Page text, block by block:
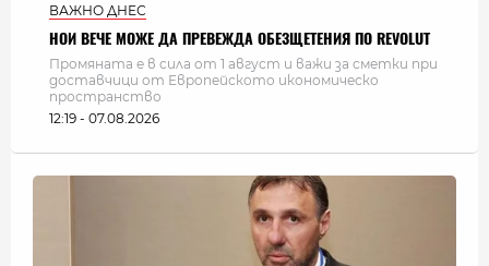
ВАЖНО ДНЕС
НОИ ВЕЧЕ МОЖЕ ДА ПРЕВЕЖДА ОБЕЗЩЕТЕНИЯ ПО REVOLUT
Промяната е в сила от 1 август и важи за сметки при
доставчици от Европейското икономическо
пространство
12:19 - 07.08.2026